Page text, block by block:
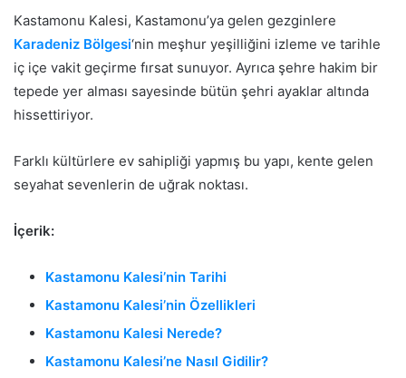
Kastamonu Kalesi, Kastamonu’ya gelen gezginlere
Karadeniz Bölgesi‘nin meşhur yeşilliğini izleme ve tarihle
iç içe vakit geçirme fırsat sunuyor. Ayrıca şehre hakim bir
tepede yer alması sayesinde bütün şehri ayaklar altında
hissettiriyor.
Farklı kültürlere ev sahipliği yapmış bu yapı, kente gelen
seyahat sevenlerin de uğrak noktası.
İçerik:
Kastamonu Kalesi’nin Tarihi
Kastamonu Kalesi’nin Özellikleri
Kastamonu Kalesi Nerede?
Kastamonu Kalesi’ne Nasıl Gidilir?